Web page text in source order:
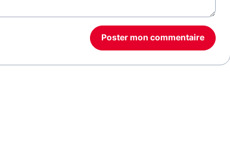
Poster mon commentaire